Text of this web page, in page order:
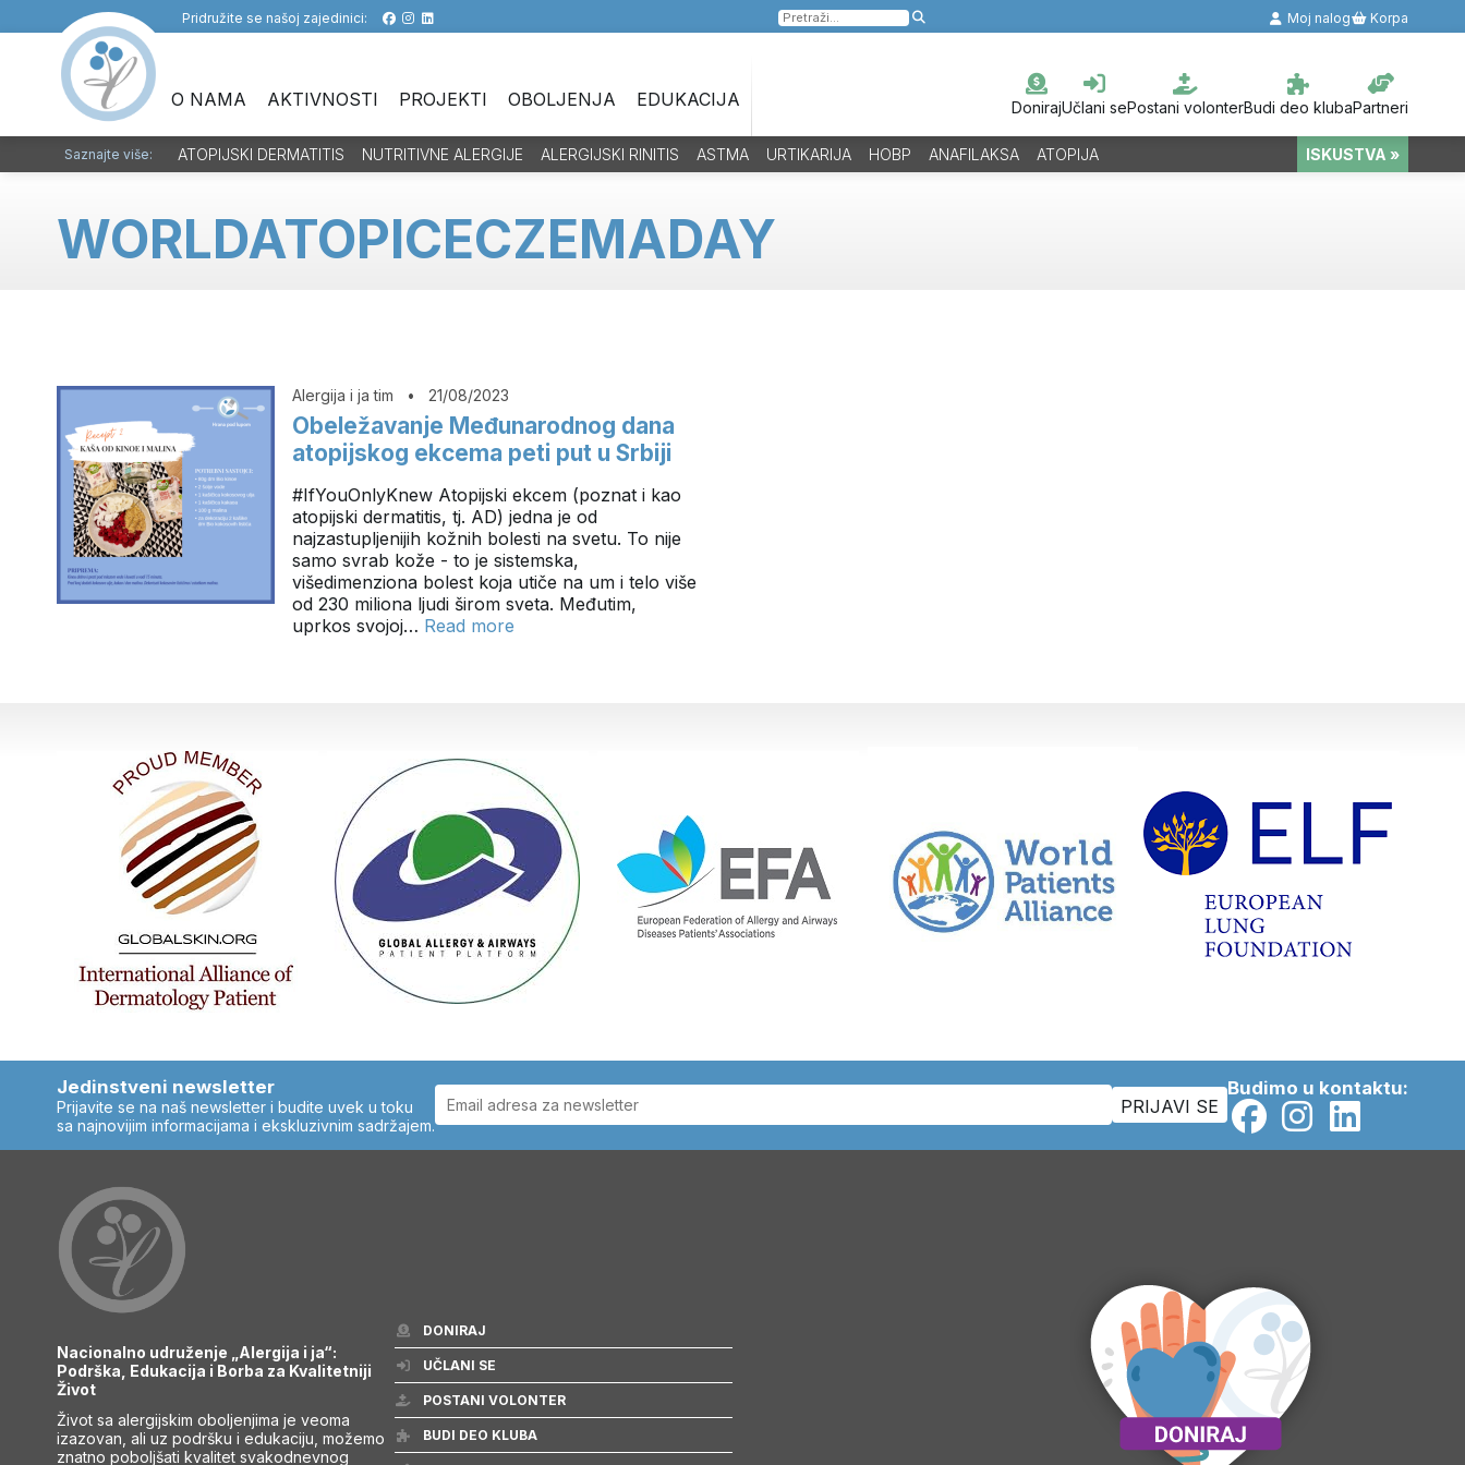
Pridružite se našoj zajedinici:
Pretraga
za:
Moj nalog Korpa
O NAMA AKTIVNOSTI PROJEKTI OBOLJENJA EDUKACIJA DonirajUčlani sePostani volonterBudi deo klubaPartneri
Saznajte više: ATOPIJSKI DERMATITIS NUTRITIVNE ALERGIJE ALERGIJSKI RINITIS ASTMA URTIKARIJA HOBP ANAFILAKSA ATOPIJA ISKUSTVA »
WORLDATOPICECZEMADAY
Alergija i ja tim • 21/08/2023
Obeležavanje Međunarodnog dana
atopijskog ekcema peti put u Srbiji
#IfYouOnlyKnew Atopijski ekcem (poznat i kao
atopijski dermatitis, tj. AD) jedna je od
najzastupljenijih kožnih bolesti na svetu. To nije
samo svrab kože - to je sistemska,
višedimenziona bolest koja utiče na um i telo više
od 230 miliona ljudi širom sveta. Međutim,
uprkos svojoj… Read more
Jedinstveni newsletter
Prijavite se na naš newsletter i budite uvek u toku
sa najnovijim informacijama i ekskluzivnim sadržajem.
Budimo u kontaktu:
Nacionalno udruženje „Alergija i ja“:
Podrška, Edukacija i Borba za Kvalitetniji
Život
Život sa alergijskim oboljenjima je veoma
izazovan, ali uz podršku i edukaciju, možemo
znatno poboljšati kvalitet svakodnevnog
DONIRAJ
UČLANI SE
POSTANI VOLONTER
BUDI DEO KLUBA